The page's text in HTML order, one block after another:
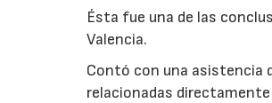
Ésta fue una de las
Valencia.
Contó con una asistencia
relacionadas